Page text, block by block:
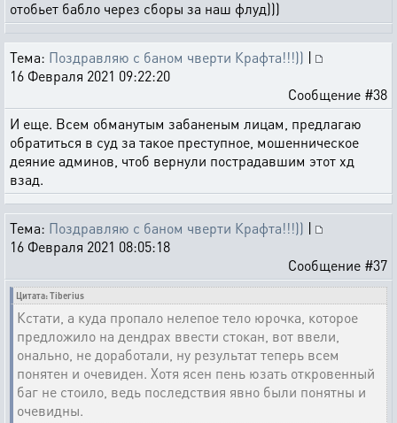
отобьет бабло через сборы за наш флуд)))
Тема: Поздравляю с баном чверти Крафта!!!)) |
16 Февраля 2021 09:22:20
Сообщение #38
И еще. Всем обманутым забаненым лицам, предлагаю
обратиться в суд за такое преступное, мошенническое
деяние админов, чтоб вернули пострадавшим этот хд
взад.
Тема: Поздравляю с баном чверти Крафта!!!)) |
16 Февраля 2021 08:05:18
Сообщение #37
Цитата: Tiberius
Кстати, а куда пропало нелепое тело юрочка, которое
предложило на дендрах ввести стокан, вот ввели,
онально, не доработали, ну результат теперь всем
понятен и очевиден. Хотя ясен пень юзать откровенный
баг не стоило, ведь последствия явно были понятны и
очевидны.